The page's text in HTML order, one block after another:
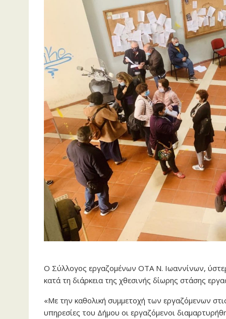
Ο Σύλλογος εργαζομένων ΟΤΑ Ν. Ιωαννίνων,
κατά τη διάρκεια της χθεσινής δίωρης στάσης
«Με την καθολική συμμετοχή των εργαζόμενων
υπηρεσίες του Δήμου οι εργαζόμενοι